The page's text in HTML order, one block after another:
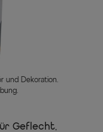
und Dekoration.
Geflecht,